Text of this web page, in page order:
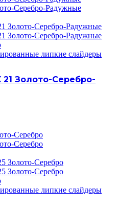
липкие слайдеры
21 Золото-Серебро-
липкие слайдеры